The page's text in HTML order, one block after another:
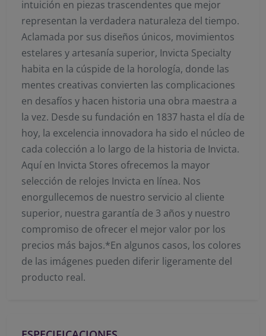
intuición en piezas trascendentes que mejor
representan la verdadera naturaleza del tiempo.
Aclamada por sus diseños únicos, movimientos
estelares y artesanía superior, Invicta Specialty
habita en la cúspide de la horología, donde las
mentes creativas convierten las complicaciones
en desafíos y hacen historia una obra maestra a
la vez. Desde su fundación en 1837 hasta el día de
hoy, la excelencia innovadora ha sido el núcleo de
cada colección a lo largo de la historia de Invicta.
Aquí en Invicta Stores ofrecemos la mayor
selección de relojes Invicta en línea. Nos
enorgullecemos de nuestro servicio al cliente
superior, nuestra garantía de 3 años y nuestro
compromiso de ofrecer el mejor valor por los
precios más bajos.*En algunos casos, los colores
de las imágenes pueden diferir ligeramente del
producto real.